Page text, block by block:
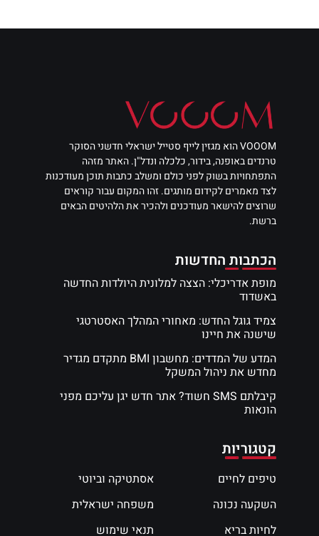
VOOOM הוא מגזין לייף סטייל ישראלי חדשני הסוקר
טרנדים באופנה, בידור, כלכלה ונדל"ן. האתר מזהה
התפתחויות בשוק לפני כולם ומשלב כתבות תוכן מעודכנות
לצד מאמרים לקידום מותגים. זהו המקום עבור קוראים
שרוצים להישאר מעודכנים ולהכיר את הלהיטים הבאים
ברשת.
הכתבות החדשות
מופת אדריכלי: הצצה למלונית היולדות החדשה
באשדוד
צמיד גוגל החדש: מאחורי המהלך האסטרטגי
שישנה את חיינו
המדע של המדדים: מחשבון BMI מתקדם מגדיר
מחדש את ניהול המשקל
קיבלתם SMS חשוד? אתר חדש יגן עליכם מפני
הונאות
קטגוריות
טיפים לחיים
השקעה נכונה
לחיות בריא
אסתטיקה וביוטי
משפחה ישראלית
תנאי שימוש